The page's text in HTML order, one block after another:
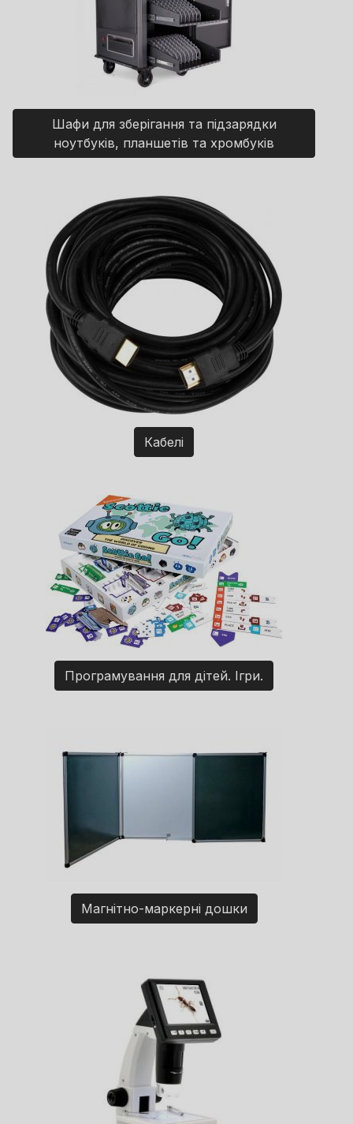
Шафи для зберігання та підзарядки
ноутбуків, планшетів та хромбуків
Кабелі
Програмування для дітей. Ігри.
Магнітно-маркерні дошки